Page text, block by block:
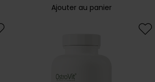
Ajouter au panier